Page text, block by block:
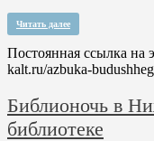
Читать далее
Постоянная ссылка на
kalt.ru/azbuka-
Библионочь в
библиотеке